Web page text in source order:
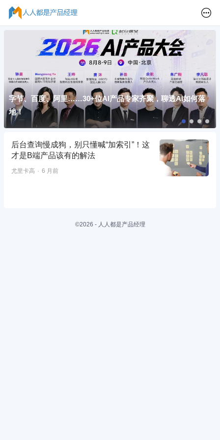
字节、百度、阿里……30+位AI产品专家齐聚，聊透AI如何落
地！
后台查询慢成狗，别只懂喊“加索引”！这
才是B端产品该有的解法
尤里卡高 6 月前
©2026 - 人人都是产品经理